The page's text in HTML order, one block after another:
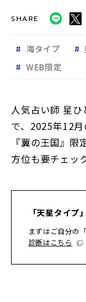
SHARE
海タイプ
WEB限定
人気占い師 星ひ
で、2025年12月
『翼の王国』
方位も要チェッ
「天星タイプ
まずはご自分の
診断はこちら